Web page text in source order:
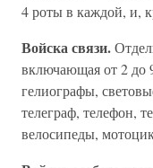
4 роты в каждой, и,
Войска связи.
включающая от 2 до
гелиографы,
телеграф, телефон,
велосипеды,